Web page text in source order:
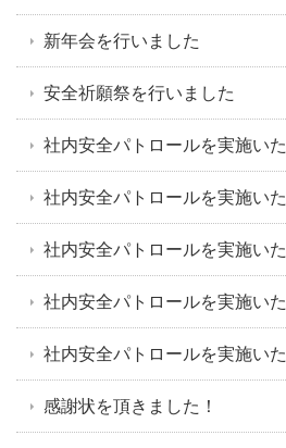
新年会を行いました
安全祈願祭を行いました
社内安全パトロールを実施い
社内安全パトロールを実施い
社内安全パトロールを実施い
社内安全パトロールを実施い
社内安全パトロールを実施い
感謝状を頂きました！